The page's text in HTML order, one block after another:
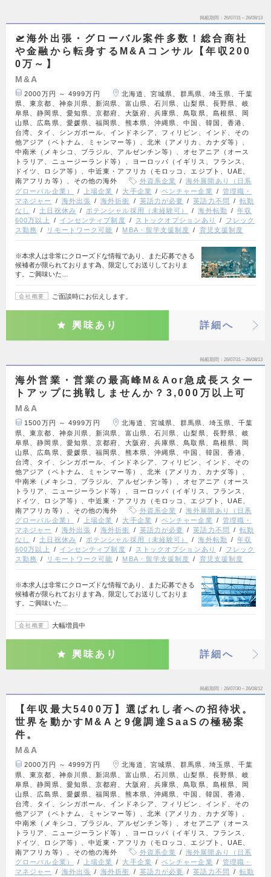
掲載期間 26/07/31～26/08/13
🛫海外出張・グローバル案件多数！総合商社
や金融から転身するM&Aコンサル【年収200
0万～】
M&A
2000万円 ～ 4999万円
北海道、宮城県、群馬県、埼玉県、千葉
県、東京都、神奈川県、新潟県、富山県、石川県、山梨県、長野県、岐
阜県、静岡県、愛知県、京都府、大阪府、兵庫県、鳥取県、島根県、岡
山県、広島県、愛媛県、福岡県、熊本県、沖縄県、中国、韓国、香港、
台湾、タイ、シンガポール、インドネシア、フィリピン、インド、その
他アジア（ベトナム、ミャンマー等）、北米（アメリカ、カナダ等）、
中南米（メキシコ、ブラジル、アルゼンチン等）、オセアニア（オース
トラリア、ニュージーランド等）、ヨーロッパ（イギリス、フランス、
ドイツ、ロシア等）、中近東・アフリカ（モロッコ、エジプト、UAE、
南アフリカ等）、その他の海外
外資系企業
海外展開あり（日系
グローバル企業）
上場企業 大手企業 ベンチャー企業
管理職・
マネジャー
海外出張 海外折衝 英語力が必要 英語力不問
転勤
なし
土日祝休み ポテンシャル採用（未経験可） 海外転勤
年収
600万以上
インセンティブ制度 ストックオプションあり
フレック
ス勤務
リモートワーク可能 MBA・留学支援制度 育児支援制度
※本求人は非常にクローズドな情報であり、また応募できる
候補者が限られております為、限定してお送りしておりま
す。ご興味いた…
会社概要 ご面談時にお伝えします。
興味あり 詳細へ
掲載期間 26/07/31～26/08/13
海外営業・営業の最高峰M&Aor急成長スター
トアップに挑戦しませんか？3,000万以上可
M&A
1500万円 ～ 4999万円
北海道、宮城県、群馬県、埼玉県、千葉
県、東京都、神奈川県、新潟県、富山県、石川県、山梨県、長野県、岐
阜県、静岡県、愛知県、京都府、大阪府、兵庫県、鳥取県、島根県、岡
山県、広島県、愛媛県、福岡県、熊本県、沖縄県、中国、韓国、香港、
台湾、タイ、シンガポール、インドネシア、フィリピン、インド、その
他アジア（ベトナム、ミャンマー等）、北米（アメリカ、カナダ等）、
中南米（メキシコ、ブラジル、アルゼンチン等）、オセアニア（オース
トラリア、ニュージーランド等）、ヨーロッパ（イギリス、フランス、
ドイツ、ロシア等）、中近東・アフリカ（モロッコ、エジプト、UAE、
南アフリカ等）、その他の海外
外資系企業
海外展開あり（日系
グローバル企業）
上場企業 大手企業 ベンチャー企業
管理職・
マネジャー
海外出張 海外折衝 英語力が必要 英語力不問
転勤
なし
土日祝休み ポテンシャル採用（未経験可） 海外転勤
年収
600万以上
インセンティブ制度 ストックオプションあり
フレック
ス勤務
リモートワーク可能 MBA・留学支援制度 育児支援制度
※本求人は非常にクローズドな情報であり、また応募できる
候補者が限られております為、限定してお送りしておりま
す。ご興味いた…
会社概要 大幅増員中
興味あり 詳細へ
掲載期間 26/07/30～26/08/12
【年収最大5400万】選ばれし者への招待状。
世界を動かすM&Aと9億調達SaaSの極秘案
件。
M&A
2000万円 ～ 4999万円
北海道、宮城県、群馬県、埼玉県、千葉
県、東京都、神奈川県、新潟県、富山県、石川県、山梨県、長野県、岐
阜県、静岡県、愛知県、京都府、大阪府、兵庫県、鳥取県、島根県、岡
山県、広島県、愛媛県、福岡県、熊本県、沖縄県、中国、韓国、香港、
台湾、タイ、シンガポール、インドネシア、フィリピン、インド、その
他アジア（ベトナム、ミャンマー等）、北米（アメリカ、カナダ等）、
中南米（メキシコ、ブラジル、アルゼンチン等）、オセアニア（オース
トラリア、ニュージーランド等）、ヨーロッパ（イギリス、フランス、
ドイツ、ロシア等）、中近東・アフリカ（モロッコ、エジプト、UAE、
南アフリカ等）、その他の海外
外資系企業
海外展開あり（日系
グローバル企業）
上場企業 大手企業 ベンチャー企業
管理職・
マネジャー
海外出張 海外折衝 英語力が必要 英語力不問
転勤